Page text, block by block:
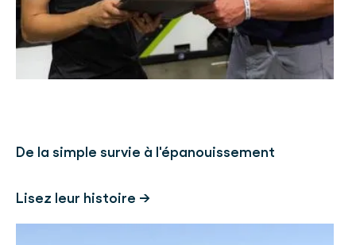
De la simple survie à l'épanouissement
Lisez leur histoire →